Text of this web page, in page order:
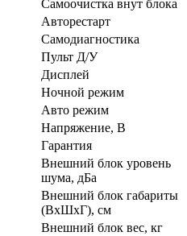
Самоочистка внут блока
Авторестарт
Самодиагностика
Пульт Д/У
Дисплей
Ночной режим
Авто режим
Напряжение, В
Гарантия
Внешний блок уровень
шума, дБа
Внешний блок габариты
(ВхШхГ), см
Внешний блок вес, кг